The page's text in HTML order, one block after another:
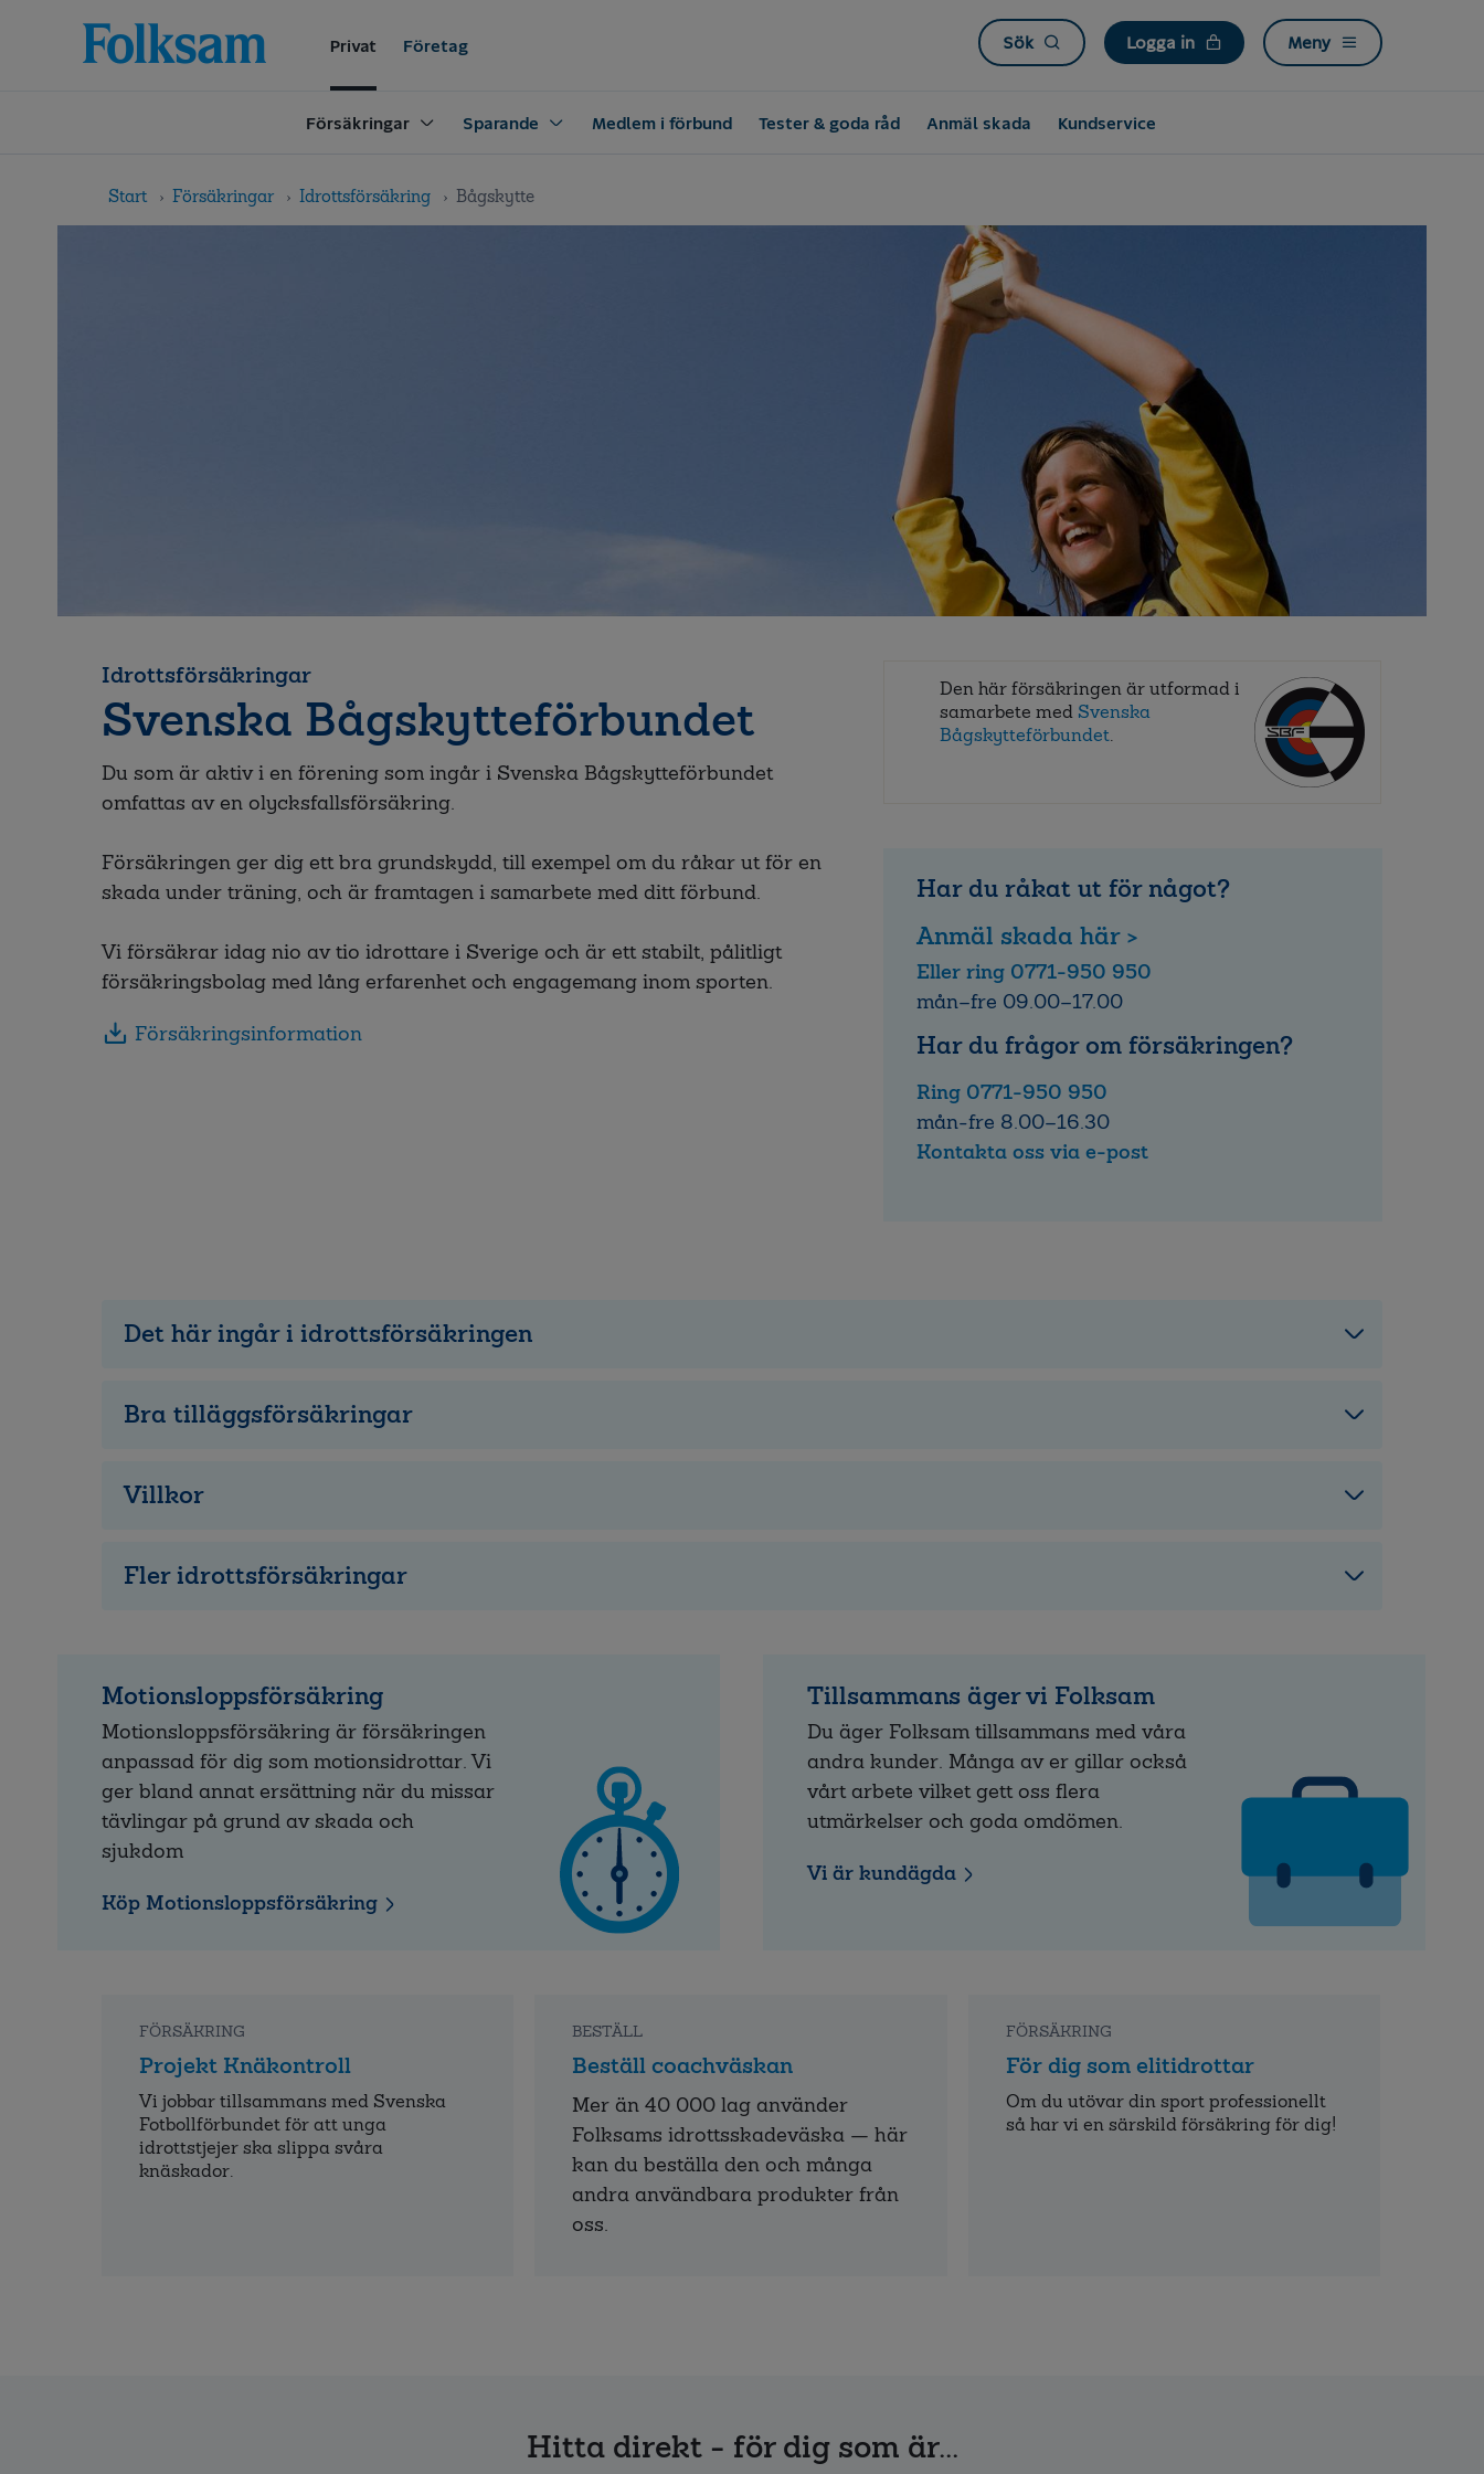
navigation
Privat Företag Sök Logga in Meny
Försäkringar Sparande Medlem i förbund Tester & goda råd Anmäl skada Kundservice
Start Försäkringar Idrottsförsäkring Bågskytte
Idrottsförsäkringar
Svenska Bågskytteförbundet
Du som är aktiv i en förening som ingår i Svenska Bågskytteförbundet
omfattas av en olycksfallsförsäkring.
Försäkringen ger dig ett bra grundskydd, till exempel om du råkar ut för en
skada under träning, och är framtagen i samarbete med ditt förbund.
Vi försäkrar idag nio av tio idrottare i Sverige och är ett stabilt, pålitligt
försäkringsbolag med lång erfarenhet och engagemang inom sporten.
Försäkringsinformation
Den här försäkringen är utformad i
samarbete med Svenska
Bågskytteförbundet.
Har du råkat ut för något?
Anmäl skada här >
Eller ring 0771-950 950
mån–fre 09.00–17.00
Har du frågor om försäkringen?
Ring 0771-950 950
mån-fre 8.00–16.30
Kontakta oss via e-post
Det här ingår i idrottsförsäkringen
Bra tilläggsförsäkringar
Villkor
Fler idrottsförsäkringar
Motionsloppsförsäkring
Motionsloppsförsäkring är försäkringen
anpassad för dig som motionsidrottar. Vi
ger bland annat ersättning när du missar
tävlingar på grund av skada och
sjukdom
Köp Motionsloppsförsäkring
Tillsammans äger vi Folksam
Du äger Folksam tillsammans med våra
andra kunder. Många av er gillar också
vårt arbete vilket gett oss flera
utmärkelser och goda omdömen.
Vi är kundägda
FÖRSÄKRING
Projekt Knäkontroll
Vi jobbar tillsammans med Svenska
Fotbollförbundet för att unga
idrottstjejer ska slippa svåra
knäskador.
BESTÄLL
Beställ coachväskan
Mer än 40 000 lag använder
Folksams idrottsskadeväska — här
kan du beställa den och många
andra användbara produkter från
oss.
FÖRSÄKRING
För dig som elitidrottar
Om du utövar din sport professionellt
så har vi en särskild försäkring för dig!
Hitta direkt - för dig som är...